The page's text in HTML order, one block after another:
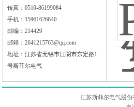
传真：0510-86199084
手机：15961626640
邮编：214429
邮箱：2641215763@qq.com
地址：江苏省无锡市江阴市东定路1
号斯菲尔电气
江苏斯菲尔电气股份